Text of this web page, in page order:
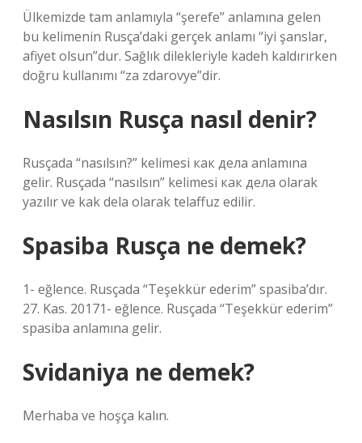
Ülkemizde tam anlamıyla “şerefe” anlamına gelen
bu kelimenin Rusça’daki gerçek anlamı “iyi şanslar,
afiyet olsun”dur. Sağlık dilekleriyle kadeh kaldırırken
doğru kullanımı “za zdarovye”dir.
Nasılsın Rusça nasıl denir?
Rusçada “nasılsın?” kelimesi как дела anlamına
gelir. Rusçada “nasılsın” kelimesi как дела olarak
yazılır ve kak dela olarak telaffuz edilir.
Spasiba Rusça ne demek?
1- eğlence. Rusçada “Teşekkür ederim” spasiba’dır.
27. Kas. 20171- eğlence. Rusçada “Teşekkür ederim”
spasiba anlamına gelir.
Svidaniya ne demek?
Merhaba ve hoşça kalın.